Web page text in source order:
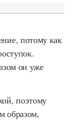
потому как
он уже
поэтому
образом,